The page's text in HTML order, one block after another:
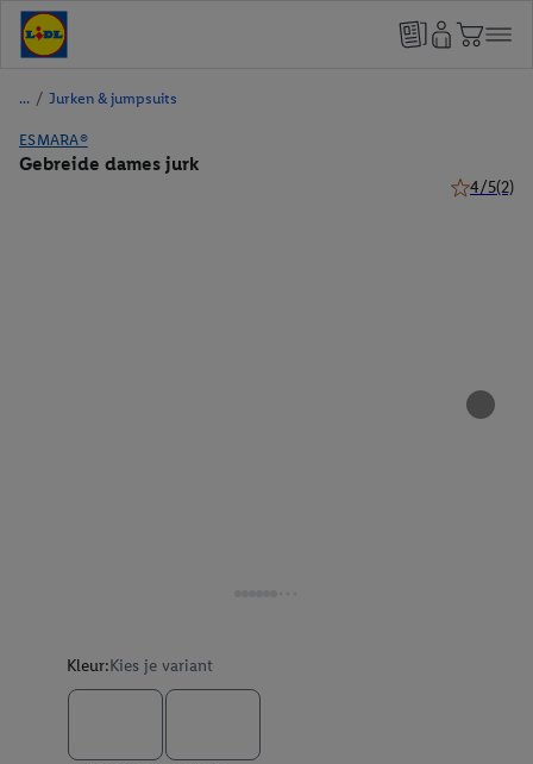
/ Jurken & jumpsuits
ESMARA®
Gebreide dames jurk
4/5(2)
Kleur:Kies je variant